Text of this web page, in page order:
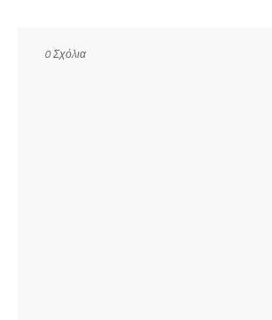
0 Σχόλια